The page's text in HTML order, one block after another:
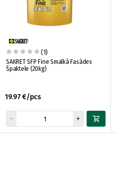
(1)
SAKRET SFP Fine Smalkā Fasādes
Špaktele (20kg)
19.97 €/pcs